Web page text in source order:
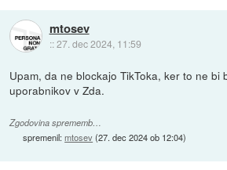
mtosev
::27. dec 2024, 11:59
Upam, da ne blockajo TikToka, ker to ne bi
uporabnikov v Zda.
Zgodovina sprememb…
spremenil:mtosev(27. dec 2024 ob 12:04)